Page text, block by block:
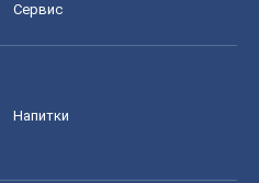
Сервис
Напитки